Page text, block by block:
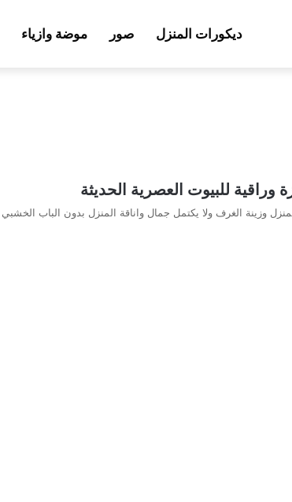
ديكورات المنزل صور موضة وازياء
وراقية للبيوت العصرية الحديثة
وزينة الغرف ولا يكتمل جمال واناقة المنزل بدون الباب الخشبي